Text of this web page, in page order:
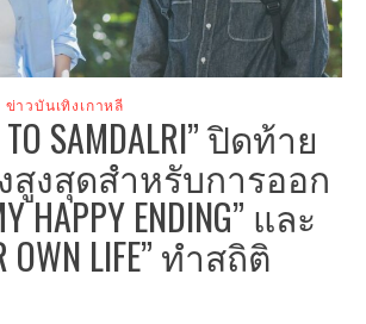
ข่าวบันเทิงเกาหลี
TO SAMDALRI” ปิดท้าย
สูงสุดสำหรับการออก
HAPPY ENDING” และ
OWN LIFE” ทำสถิติ